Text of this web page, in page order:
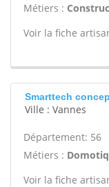
Métiers :
Voir la fiche
Smarttech
Ville : Vannes
Département: 56
Métiers :
Voir la fiche